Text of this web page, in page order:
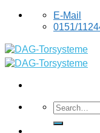
Skip
E-Mail
0151/